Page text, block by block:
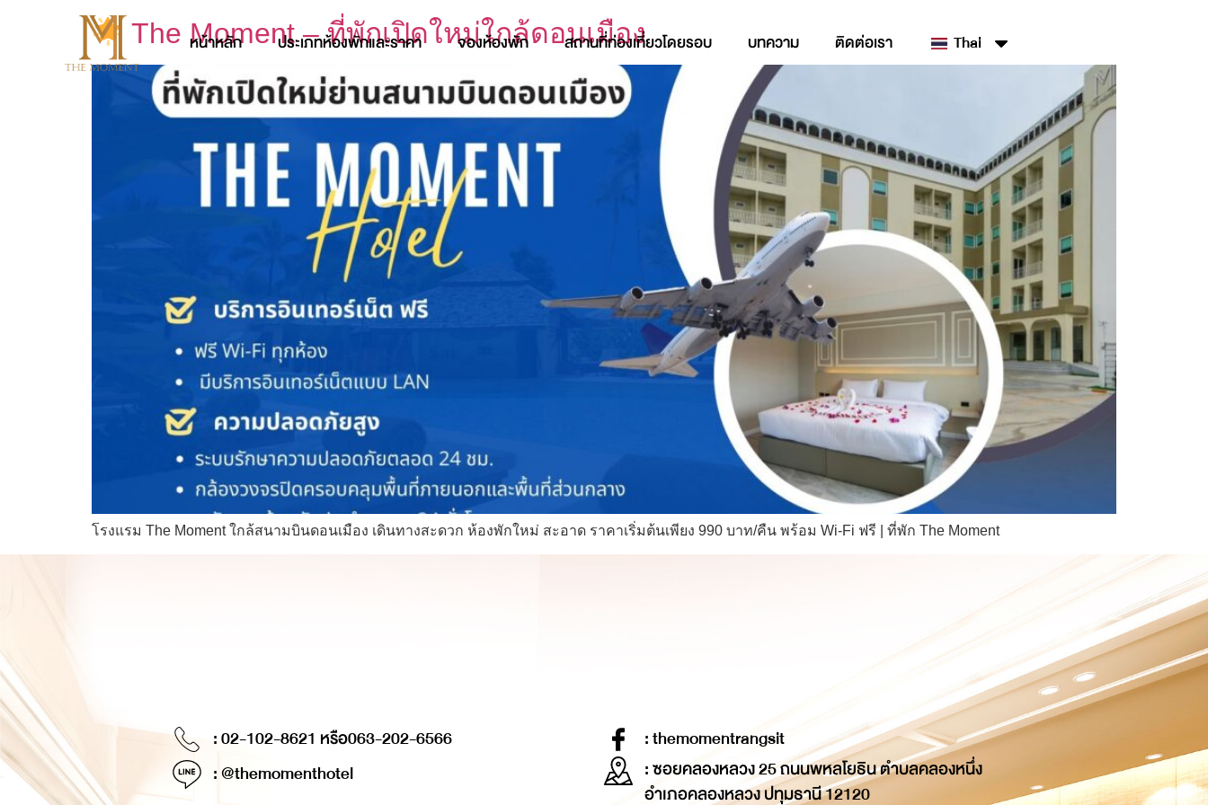
หน้าหลัก ประเภทห้องพักและราคา จองห้องพัก สถานที่ท่องเที่ยวโดยรอบ บทความ ติดต่อเรา Thai
The Moment – ที่พักเปิดใหม่ใกล้ดอนเมือง
โรงแรม The Moment ใกล้สนามบินดอนเมือง เดินทางสะดวก ห้องพักใหม่ สะอาด ราคาเริ่มต้นเพียง 990 บาท/คืน พร้อม Wi-Fi ฟรี | ที่พัก The Moment
: 02-102-8621 หรือ063-202-6566
: @themomenthotel
: themomentrangsit
: ซอยคลองหลวง 25 ถนนพหลโยธิน ตำบลคลองหนึ่ง
อำเภอคลองหลวง ปทุมธานี 12120